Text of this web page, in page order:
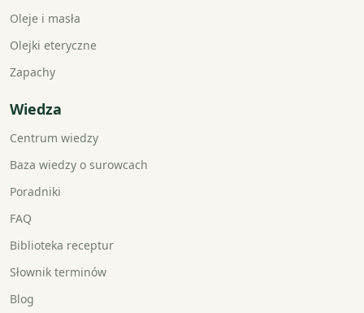
Oleje i masła
Olejki eteryczne
Zapachy
Wiedza
Centrum wiedzy
Baza wiedzy o surowcach
Poradniki
FAQ
Biblioteka receptur
Słownik terminów
Blog